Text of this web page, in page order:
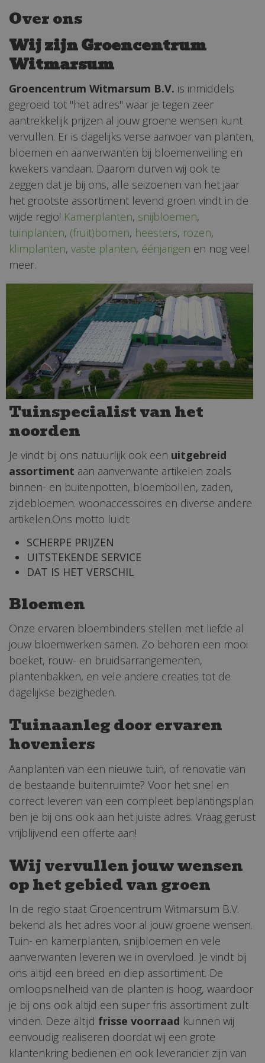
Over ons
Wij zijn Groencentrum
Witmarsum
Groencentrum Witmarsum B.V. is inmiddels
gegroeid tot "het adres" waar je tegen zeer
aantrekkelijk prijzen al jouw groene wensen kunt
vervullen. Er is dagelijks verse aanvoer van planten,
bloemen en aanverwanten bij bloemenveiling en
kwekers vandaan. Daarom durven wij ook te
zeggen dat je bij ons, alle seizoenen van het jaar
het grootste assortiment levend groen vindt in de
wijde regio! Kamerplanten, snijbloemen,
tuinplanten, (fruit)bomen, heesters, rozen,
klimplanten, vaste planten, éénjarigen en nog veel
meer.
Tuinspecialist van het
noorden
Je vindt bij ons natuurlijk ook een uitgebreid
assortiment aan aanverwante artikelen zoals
binnen- en buitenpotten, bloembollen, zaden,
zijdebloemen. woonaccessoires en diverse andere
artikelen.Ons motto luidt:
SCHERPE PRIJZEN
UITSTEKENDE SERVICE
DAT IS HET VERSCHIL
Bloemen
Onze ervaren bloembinders stellen met liefde al
jouw bloemwerken samen. Zo behoren een mooi
boeket, rouw- en bruidsarrangementen,
plantenbakken, en vele andere creaties tot de
dagelijkse bezigheden.
Tuinaanleg door ervaren
hoveniers
Aanplanten van een nieuwe tuin, of renovatie van
de bestaande buitenruimte? Voor het snel en
correct leveren van een compleet beplantingsplan
ben je bij ons ook aan het juiste adres. Vraag gerust
vrijblijvend een offerte aan!
Wij vervullen jouw wensen
op het gebied van groen
In de regio staat Groencentrum Witmarsum B.V.
bekend als het adres voor al jouw groene wensen.
Tuin- en kamerplanten, snijbloemen en vele
aanverwanten leveren we in overvloed. Je vindt bij
ons altijd een breed en diep assortiment. De
omloopsnelheid van de planten is hoog, waardoor
je bij ons ook altijd een super fris assortiment zult
vinden. Deze altijd frisse voorraad kunnen wij
eenvoudig realiseren doordat wij een grote
klantenkring bedienen en ook leverancier zijn van